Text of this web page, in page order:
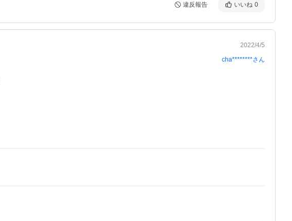
違反報告 いいね 0
2022/4/5
cha********さん